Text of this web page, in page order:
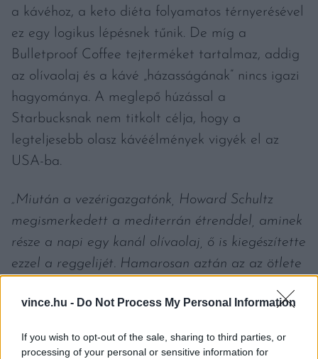
vince.hu - Do Not Process My Personal Information
If you wish to opt-out of the sale, sharing to third parties, or
processing of your personal or sensitive information for
a kávéhoz, a keto diéta folyamatos térnyerésével
ez egy logikus lépésnek tűnik. De míg a
Bulletproof Coffee tejterméket tartalmaz, addig
az olívaolaj és a kávé „házasságának” nincs igazi
hagyománya. A meglepő húzással a
Starbucksnak nem titkolt célja, hogy a
legteljesebb olasz kávéélmények vigyék el az
USA-ba.
„Miután a vezérigazgatónk, Howard Schultz
megismerkedett a mediterrán étrenddel, aminek
része a napi egy kanál olívaolaj, ő is kiegészítette
ezzel a reggelijét. Hamarosan aztán az az ötlete
fedezte fel a Partanna extra szűz olívaolajjal
alkímiáját”– szól a hivatalos közlemény.